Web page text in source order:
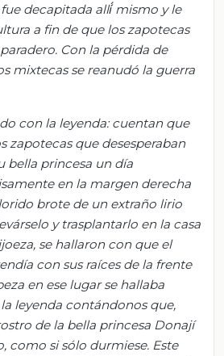
decapitada allí́ mismo y le
a fin de que los zapotecas
Con la pérdida de
mixtecas se reanudó la guerra
con la leyenda: cuentan que
zapotecas que desesperaban
bella princesa un día
en la margen derecha
brote de un extraño lirio
y trasplantarlo en la casa
, se hallaron con que el
con susraícesde la frente
en ese lugar se hallaba
leyenda contándonos que,
de la bella princesa Donaji
como si sólo durmiese. Este